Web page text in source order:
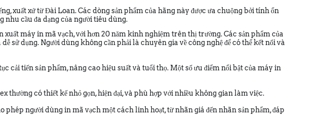
xuất xứ từ Đài Loan. Các dòng sản phẩm của hãng này được ưa chuộng bởi tính ổn
nhu cầu đa dạng của người tiêu dùng.
máy in mã vạch, với hơn 20 năm kinh nghiệm trên thị trường. Các sản phẩm của
sử dụng. Người dùng không cần phải là chuyên gia về công nghệ để có thể kết nối và
cải tiến sản phẩm, nâng cao hiệu suất và tuổi thọ. Một số ưu điểm nổi bật của máy in
thường có thiết kế nhỏ gọn, hiện đại, và phù hợp với nhiều không gian làm việc.
phép người dùng in mã vạch một cách linh hoạt, từ nhãn giá đến nhãn sản phẩm, đáp